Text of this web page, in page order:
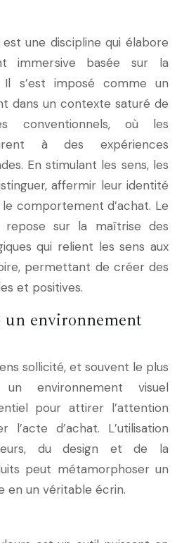
une discipline qui élabore
immersive basée sur la
Il s’est imposé comme un
dans un contexte saturé de
conventionnels, où les
à des expériences
En stimulant les sens, les
affermir leur identité
comportement d’achat. Le
sur la maîtrise des
qui relient les sens aux
permettant de créer des
et positives.
environnement
sollicité, et souvent le plus
un environnement visuel
pour attirer l’attention
d’achat. L’utilisation
du design et de la
peut métamorphoser un
en un véritable écrin.